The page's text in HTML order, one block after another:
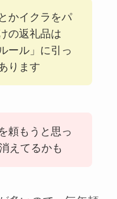
かイクラをパ
の返礼品は
ール」に引っ
ります
頼もうと思っ
えてるかも